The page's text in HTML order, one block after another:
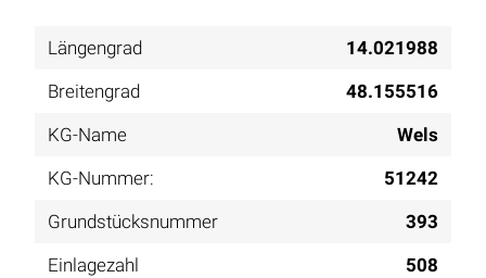
Längengrad
14.021988
Breitengrad
48.155516
KG-Name
Wels
KG-Nummer:
51242
Grundstücksnummer
393
Einlagezahl
508